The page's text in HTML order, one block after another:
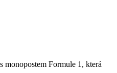
monopostem Formule 1, která